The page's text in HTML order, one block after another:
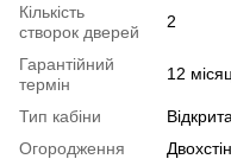
Кількість
створок дверей
2
Гарантійний
термін
12
Тип кабіни
Відкрита
Огородження